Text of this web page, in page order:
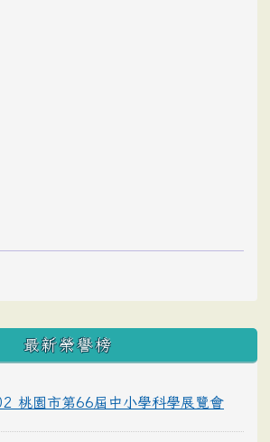
最新榮譽榜
桃園市第66屆中小學科學展覽會